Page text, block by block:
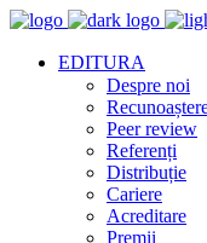
EDITURA
Despre noi
Peer review
Referenți
Distribuție
Cariere
Acreditare
Premii